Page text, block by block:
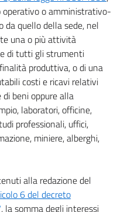
o amministrativo-
da quello della sede, nel
una o più attività
di tutti gli strumenti
produttiva, o di una
costi e ricavi relativi
beni oppure alla
laboratori, officine,
professionali, uffici,
miniere, alberghi,
alla redazione del
6 del decreto
, la somma degli interessi